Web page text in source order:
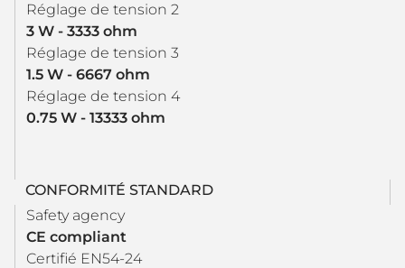
Réglage de tension 2
3 W - 3333 ohm
Réglage de tension 3
1.5 W - 6667 ohm
Réglage de tension 4
0.75 W - 13333 ohm
CONFORMITÉ STANDARD
Safety agency
CE compliant
Certifié EN54-24